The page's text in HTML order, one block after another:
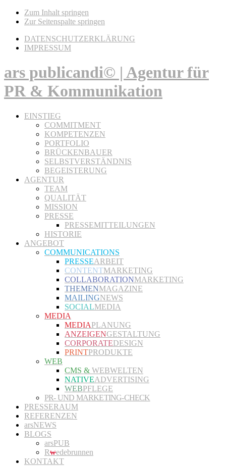
Zum Inhalt springen
Zur Seitenspalte springen
DATENSCHUTZERKLÄRUNG
IMPRESSUM
ars publicandi© | Agentur für
PR & Kommunikation
EINSTIEG
COMMITMENT
KOMPETENZEN
PORTFOLIO
BRÜCKENBAUER
SELBSTVERSTÄNDNIS
BEGEISTERUNG
AGENTUR
TEAM
QUALITÄT
MISSION
PRESSE
PRESSEMITTEILUNGEN
HISTORIE
ANGEBOT
COMMUNICATIONS
PRESSEARBEIT
CONTENTMARKETING
COLLABORATIONMARKETING
THEMENMAGAZINE
MAILINGNEWS
SOCIALMEDIA
MEDIA
MEDIAPLANUNG
ANZEIGENGESTALTUNG
CORPORATEDESIGN
PRINTPRODUKTE
WEB
CMS & WEBWELTEN
NATIVEADVERTISING
WEBPFLEGE
PR- UND MARKETING-CHECK
PRESSERAUM
REFERENZEN
arsNEWS
BLOGS
arsPUB
Rwedebrunnen
KONTAKT